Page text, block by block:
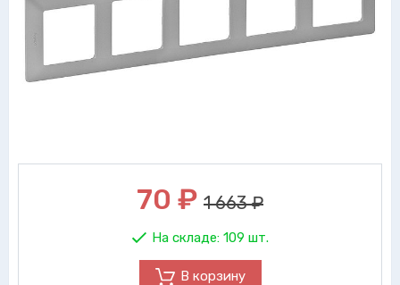
70 ₽ 1 663 ₽
На складе: 109 шт.
В корзину